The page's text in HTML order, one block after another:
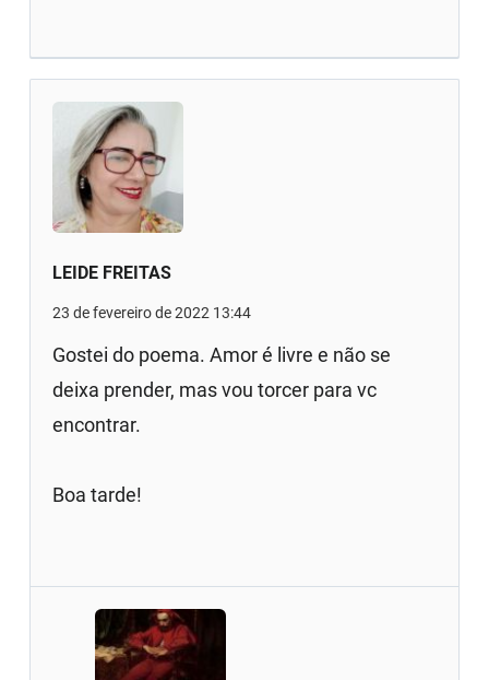
LEIDE FREITAS
23 de fevereiro de 2022 13:44
Gostei do poema. Amor é livre e não se
deixa prender, mas vou torcer para vc
encontrar.
Boa tarde!